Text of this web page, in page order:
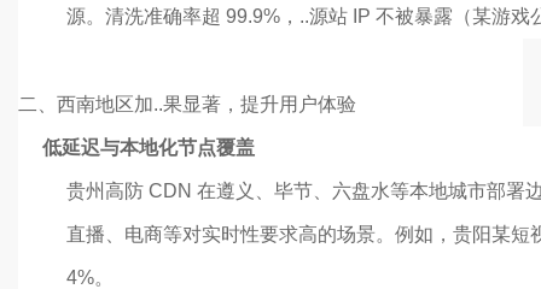
源。清洗准确率超 99.9%，..源站 IP 不被暴露（某游
二、 西南地区加..果显著，提升用户体验
低延迟与本地化节点覆盖
贵州高防 CDN 在遵义、毕节、六盘水等本地城市部署
直播、电商等对实时性要求高的场景。例如，贵阳某
4%。